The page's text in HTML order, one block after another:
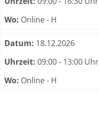
Wo: Online - H
Datum: 18.12.2026
Uhrzeit: 09:00 - 13:00 Uhr
Wo: Online - H